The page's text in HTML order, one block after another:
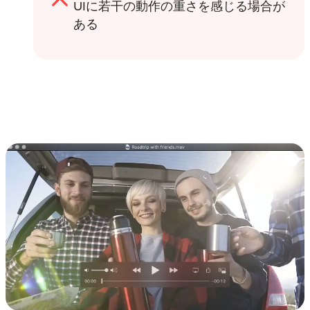
UIに若干の動作の重さを感じる場合が
ある